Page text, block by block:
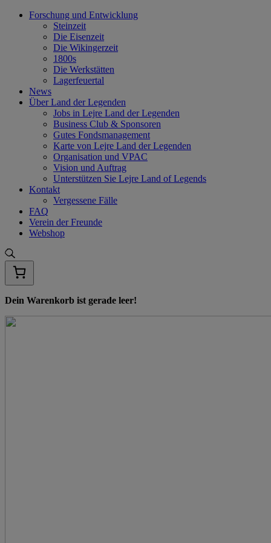
Skip
Forschung und Entwicklung
Steinzeit
Die Eisenzeit
Die Wikingerzeit
1800s
Die Werkstätten
Lagerfeuertal
News
Über Land der Legenden
Jobs in Lejre Land der Legenden
Business Club & Sponsoren
Gutes Fondsmanagement
Karte von Lejre Land der Legenden
Organisation und VPAC
Vision und Auftrag
Unterstützen Sie Lejre Land of Legends
Kontakt
Vergessene Fälle
FAQ
Verein der Freunde
Webshop
Dein Warenkorb ist gerade leer!